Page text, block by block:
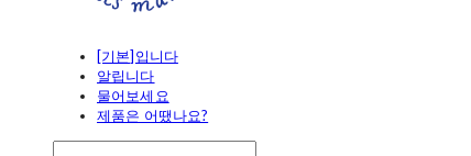
[기본]입니다
알립니다
물어보세요
제품은 어땠나요?